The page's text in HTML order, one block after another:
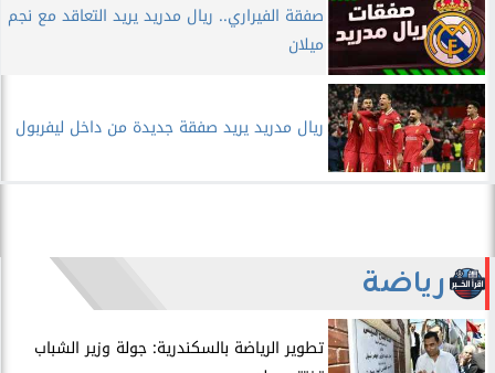
صفقة الفيراري.. ريال مدريد يريد التعاقد مع نجم
ميلان
ريال مدريد يريد صفقة جديدة من داخل ليفربول
رياضة
​تطوير الرياضة بالسكندرية: جولة وزير الشباب